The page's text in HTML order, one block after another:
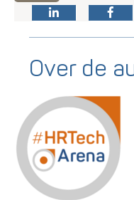
Over de